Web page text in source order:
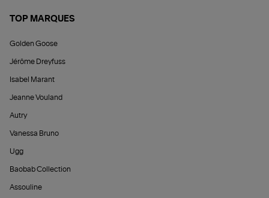
TOP MARQUES
Golden Goose
Jérôme Dreyfuss
Isabel Marant
Jeanne Vouland
Autry
Vanessa Bruno
Ugg
Baobab Collection
Assouline